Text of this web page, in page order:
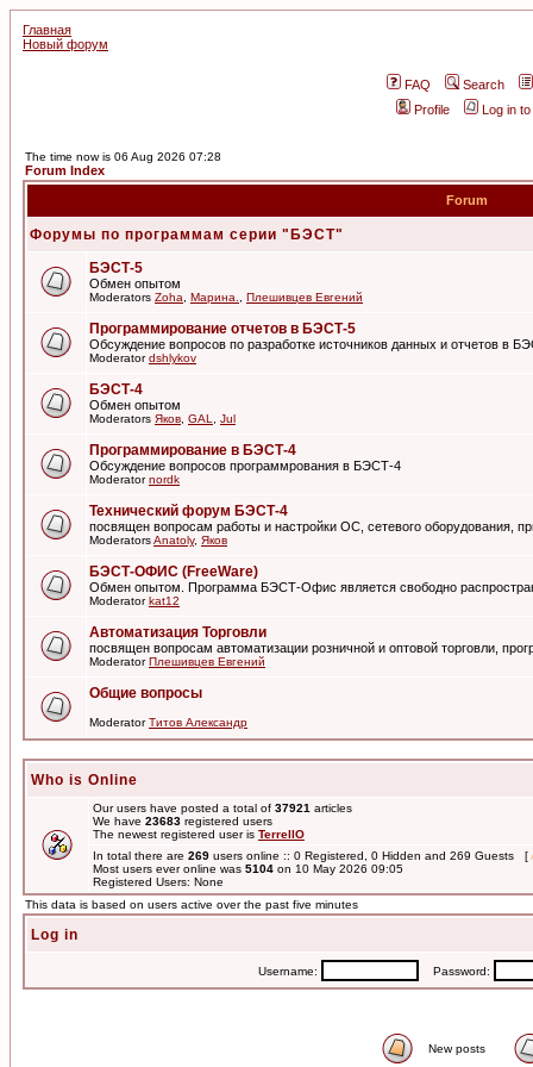
Главная
Новый форум
FAQ
Search
Profile
Log in
The time now is 06 Aug 2026 07:28
Forum Index
Forum
Форумы по программам серии "БЭСТ"
БЭСТ-5
Обмен опытом
Moderators Zoha Марина. Плешивцев Евгений
Программирование отчетов в БЭСТ-5
Обсуждение вопросов по разработке источников данных и отчетов в
Moderatordshlykov
БЭСТ-4
Обмен опытом
Moderators Яков GAL Jul
Программирование в БЭСТ-4
Обсуждение вопросов программрования в БЭСТ-4
Moderatornordk
Технический форум БЭСТ-4
посвящен вопросам работы и настройки ОС, сетевого оборудования,
ModeratorsAnatoly, Яков
БЭСТ-ОФИС (FreeWare)
Обмен опытом. Программа БЭСТ-Офис является свободно
Moderatorkat12
Автоматизация Торговли
посвящен вопросам автоматизации розничной и оптовой торговли,
ModeratorПлешивцев Евгений
Общие вопросы
ModeratorТитов Александр
Who is Online
Our users have posted a total of 37921 articles
We have 23683 registered users
The newest registered user is TerrellO
In total there are 269 users online :: 0 Registered, 0 Hidden and 269 Guests [
Most users ever online was 5104 on 10 May 2026 09:05
Registered Users: None
This data is based on users active over the past five minutes
Log in
Username: Password:
New posts